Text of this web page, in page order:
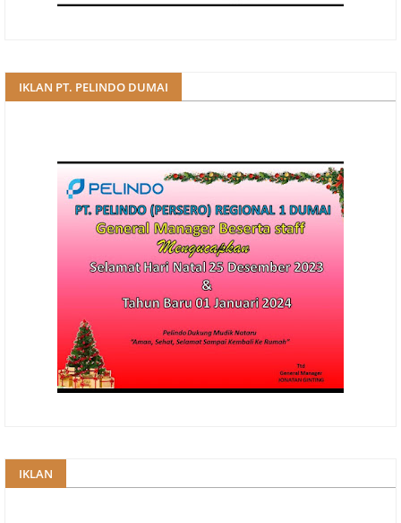
IKLAN PT. PELINDO DUMAI
IKLAN